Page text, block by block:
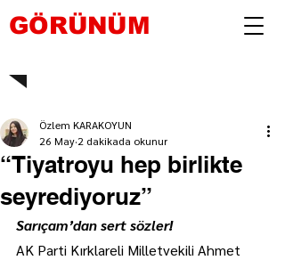
GÖRÜNÜM
“Tiyatroyu hep birlikte
seyrediyoruz”
Özlem KARAKOYUN
26 May 2 dakikada okunur
Sarıçam’dan sert sözler!
AK Parti Kırklareli Milletvekili Ahmet